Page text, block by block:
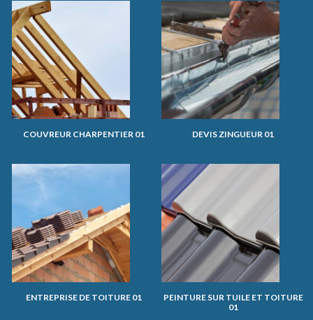
COUVREUR CHARPENTIER 01 DEVIS ZINGUEUR 01
ENTREPRISE DE TOITURE 01
PEINTURE SUR TUILE ET TOITURE
01